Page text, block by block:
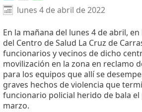
Facebook
X WhatsApp
lunes 4 de abril de 2022
En la mañana del lunes 4 de abril,
del Centro de Salud La Cruz de
funcionarios y vecinos de dicho
movilización en la zona en reclamo
para los equipos que allí se
graves hechos de violencia que
funcionario policial herido de bala el
marzo.